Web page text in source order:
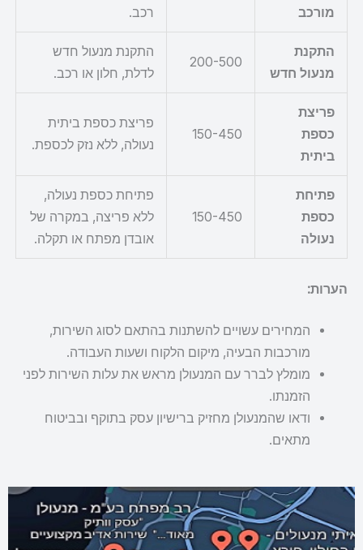
מורכב
רכב.
התקנת
מנעול חדש
200-500
התקנת מנעול חדש
לדלת, חלון או רכב.
פריצת
כספת
ביתית
150-450
פריצת כספת ביתית
נעולה, ללא נזק לכספת.
פתיחת
כספת
נעולה
150-450
פתיחת כספת נעולה,
ללא פריצה, במקרה של
אובדן מפתח או תקלה.
הערות:
המחירים עשויים להשתנות בהתאם לסוג השירות,
מורכבות הבעיה, מיקום הלקוח ושעות העבודה.
מומלץ לברר עם המנעולן מראש את עלות השירות לפני
הזמנתו.
ודאו שהמנעולן מחזיק ברישיון עסק בתוקף ובביטוח
מתאים.